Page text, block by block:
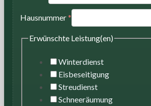
Hausnummer*
Erwünschte Leistung(en)
Winterdienst
Eisbeseitigung
Streudienst
Schneeräumung